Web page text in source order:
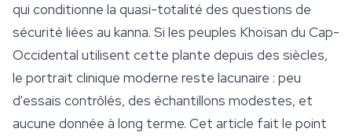
qui conditionne la quasi-totalité des questions de
sécurité liées au kanna. Si les peuples Khoïsan du Cap-
Occidental utilisent cette plante depuis des siècles,
le portrait clinique moderne reste lacunaire : peu
d'essais contrôlés, des échantillons modestes, et
aucune donnée à long terme. Cet article fait le point